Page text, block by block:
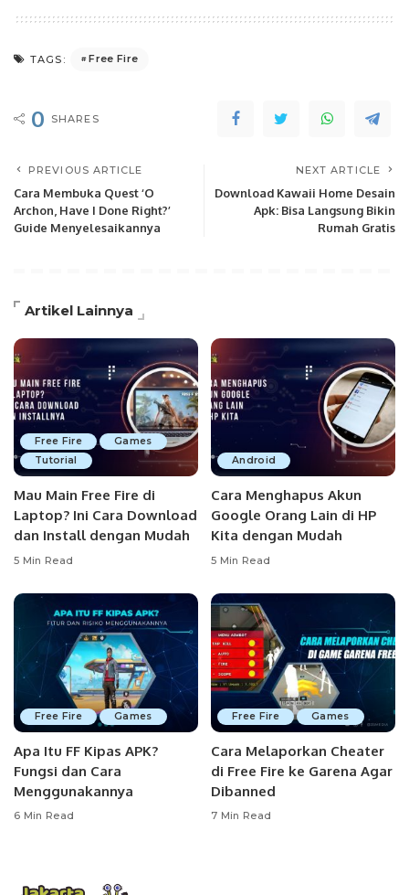
TAGS: Free Fire
0 SHARES
PREVIOUS ARTICLE
Cara Membuka Quest ‘O
Archon, Have I Done Right?’
Guide Menyelesaikannya
NEXT ARTICLE
Download Kawaii Home Desain
Apk: Bisa Langsung Bikin
Rumah Gratis
Artikel Lainnya
Free Fire
Games
Tutorial
Mau Main Free Fire di
Laptop? Ini Cara Download
dan Install dengan Mudah
5 Min Read
Android
Cara Menghapus Akun
Google Orang Lain di HP
Kita dengan Mudah
5 Min Read
Free Fire Games
Apa Itu FF Kipas APK?
Fungsi dan Cara
Menggunakannya
6 Min Read
Free Fire Games
Cara Melaporkan Cheater
di Free Fire ke Garena Agar
Dibanned
7 Min Read